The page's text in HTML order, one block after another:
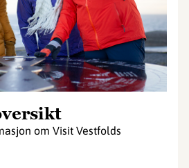
om Visit Vestfolds